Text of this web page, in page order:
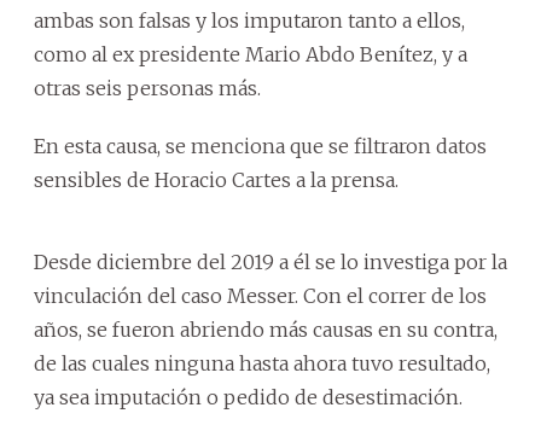
ambas son falsas y los imputaron tanto a ellos,
como al ex presidente Mario Abdo Benítez, y a
otras seis personas más.
En esta causa, se menciona que se filtraron datos
sensibles de Horacio Cartes a la prensa.
Desde diciembre del 2019 a él se lo investiga por la
vinculación del caso Messer. Con el correr de los
años, se fueron abriendo más causas en su contra,
de las cuales ninguna hasta ahora tuvo resultado,
ya sea imputación o pedido de desestimación.